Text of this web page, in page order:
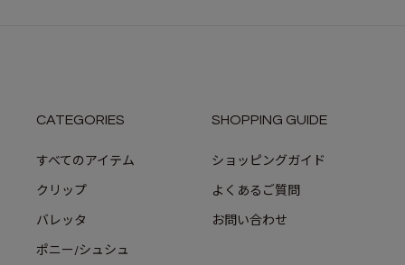
CATEGORIES
すべてのアイテム
クリップ
バレッタ
ポニー/シュシュ
SHOPPING GUIDE
ショッピングガイド
よくあるご質問
お問い合わせ